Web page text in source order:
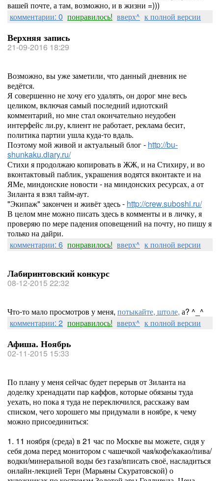
вашей почте, а там, возможно, и в жизни =)))
комментарии: 0 понравилось! вверх^ к полной версии
Верхняя запись
21-09-2016 18:29
Возможно, вы уже заметили, что данный дневник не
ведётся.
Я совершенно не хочу его удалять, он дорог мне весь
целиком, включая самый последний идиотский
комментарий, но мне стал окончательно неудобен
интерфейс ли.ру, клиент не работает, реклама бесит,
политика партии ушла куда-то вдаль.
Поэтому мой живой и актуальный блог - http://bu-
shunkaku.diary.ru/
Стихи я продолжаю копировать в ЖЖ, и на Стихиру, и во
вконтактовый паблик, украшения водятся вконтакте и на
ЯМе, миндонские новости - на миндонских ресурсах, а от
Зиланта я взял тайм-аут.
"Экипаж" закончен и живёт здесь - http://crew.suboshi.ru/
В целом мне можно писать здесь в комменты и в личку, я
проверяю по мере падения оповещений на почту, но пишу я
только на дайри.
комментарии: 6 понравилось! вверх^ к полной версии
Лабиринтовский конкурс
08-12-2015 22:32
Что-то мало просмотров у меня, потыкайте, штоле, а? ^_^
комментарии: 2 понравилось! вверх^ к полной версии
Афиша. Ноябрь
02-11-2015 15:33
По плану у меня сейчас будет перерыв от Зиланта на
доделку хренадцати пар каффов, которые обязаны туда
уехать, но пока я туда не переключился, расскажу вам
списком, чего хорошего мы придумали в ноябре, к чему
можно присоединиться:
1. 11 ноября (среда) в 21 час по Москве вы можете, сидя у
себя дома перед монитором с чашечкой чая/кофе/какао/пива/
водки/минеральной воды без газа/вписать своё, насладиться
онлайн-лекцией Терн (Марьяны Скуратовской) о